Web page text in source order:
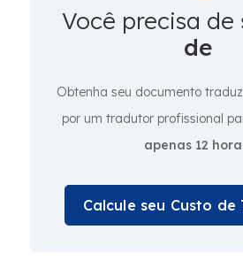
Você precisa de
de
Obtenha seu documento
por um tradutor profissional
apenas 12
Calcule seu Custo de